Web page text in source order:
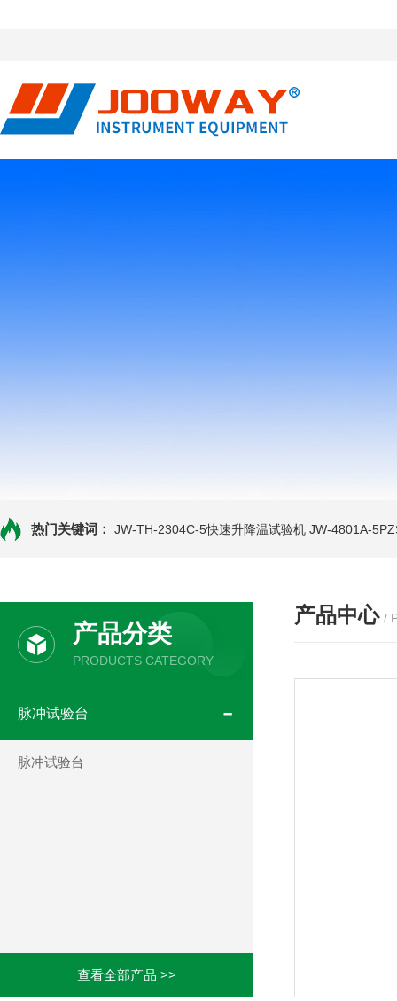
热门关键词： JW-TH-2304C-5快速升降温试验机 JW-4801A-
产品分类
PRODUCTS CATEGORY
脉冲试验台
脉冲试验台
查看全部产品 >>
产品中心 /